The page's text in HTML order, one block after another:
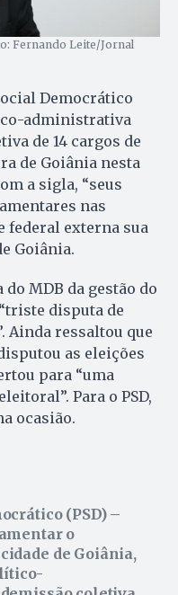
Fernando Leite/Jornal
Democrático
administrativa
de 14 cargos de
de Goiânia nesta
a sigla, “seus
nas
federal externa sua
Goiânia.
MDB da gestão do
disputa de
Ainda ressaltou que
as eleições
para “uma
Para o PSD,
ocasião.
(PSD) –
o
de Goiânia,